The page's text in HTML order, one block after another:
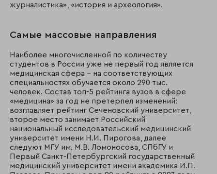
журналистика», «история и археология».
Самые массовые направления
Наиболее многочисленной по количеству
студентов в России уже не первый год является
медицинская сфера – на соответствующих
специальностях обучается около 290 тыс.
человек. Состав топ-5 рейтинга вузов в сфере
«медицина» за год не претерпел изменений:
возглавляет рейтинг Сеченовский университет,
второе место занимает Российский
национальный исследовательский медицинский
университет имени Н.И. Пирогова, далее
следуют МГУ им. М.В. Ломоносова, СПбГУ и
Первый Санкт-Петербургский государственный
медицинский университет имени академика И.П.